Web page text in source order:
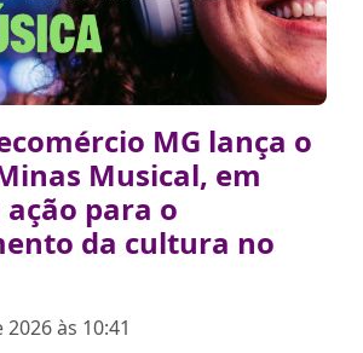
MG lança o
Musical, em
para o
da cultura no
às 10:41